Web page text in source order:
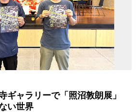
ギャラリーで「照沼敦朗展」
い世界